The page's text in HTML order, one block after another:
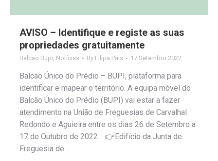
AVISO – Identifique e registe as suas
propriedades gratuitamente
Balcao Bupi, Notícias By Filipa Pais 17 Setembro 2022
Balcão Único do Prédio – BUPI, plataforma para
identificar e mapear o território. A equipa móvel do
Balcão Único do Prédio (BUPI) vai estar a fazer
atendimento na União de Freguesias de Carvalhal
Redondo e Aguieira entre os dias 26 de Setembro a
17 de Outubro de 2022. 👉Edifício da Junta de
Freguesia de…